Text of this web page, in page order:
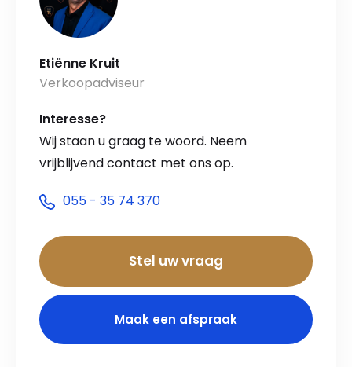
Etiënne Kruit
Verkoopadviseur
Interesse?
Wij staan u graag te woord. Neem
vrijblijvend contact met ons op.
055 - 35 74 370
Stel uw vraag
Maak een afspraak